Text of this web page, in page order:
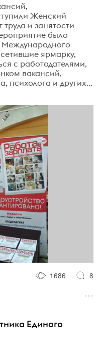
Женский
и занятости
было
ярмарку,
с работодателями,
вакансий,
психолога и других...
1686 8
Единого